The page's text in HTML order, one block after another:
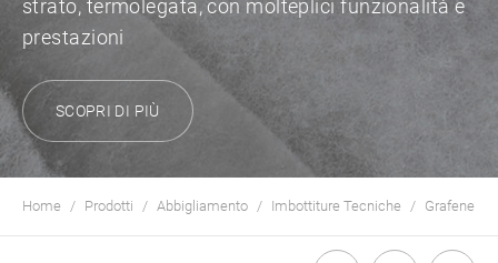
strato, termolegata, con molteplici funzionalità e
prestazioni
SCOPRI DI PIÙ
Home Prodotti Abbigliamento Imbottiture Tecniche Grafene